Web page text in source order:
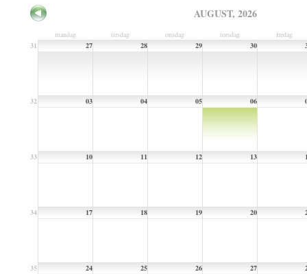
AUGUST, 2026
mandag tirsdag onsdag torsdag
fredag
31
27 28 29 30
32 03 04 05 06
33 10 11 12 13
34 17 18 19 20
35 24 25 26 27